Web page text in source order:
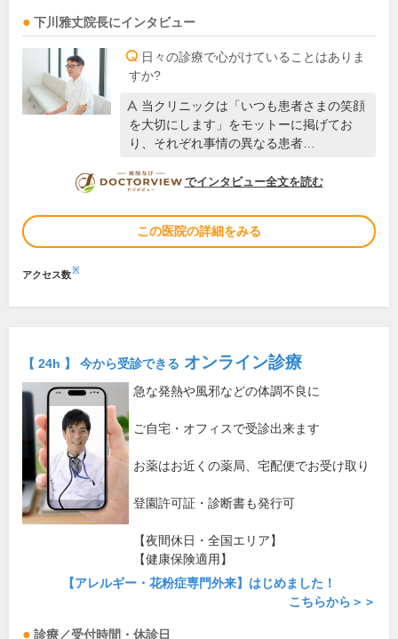
下川雅丈院長にインタビュー
日々の診療で心がけていることはありま
すか?
当クリニックは「いつも患者さまの笑顔
を大切にします」をモットーに掲げてお
り、それぞれ事情の異なる患者…
DOCTORVIEW
でインタビュー全文を読む
この医院の詳細をみる
アクセス数※
【 24h 】 今から受診できる オンライン診療
急な発熱や風邪などの体調不良に
ご自宅・オフィスで受診出来ます
お薬はお近くの薬局、宅配便でお受け取り
登園許可証・診断書も発行可
【夜間休日・全国エリア】
【健康保険適用】
【アレルギー・花粉症専門外来】はじめました！
こちらから＞＞
診療／受付時間・休診日